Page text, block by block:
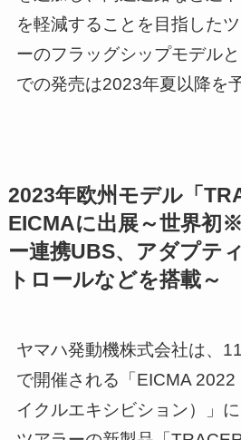
を軽減することを目指した
ーのフラッグシップモデル
での発売は2023年夏以降を
2023年欧州モデル「
EICMAに出展～世界初
ー連携UBS、アダプテ
トロールなどを搭載～
ヤマハ発動機株式会社は、
で開催される「EICMA
イクルエキシビション）」